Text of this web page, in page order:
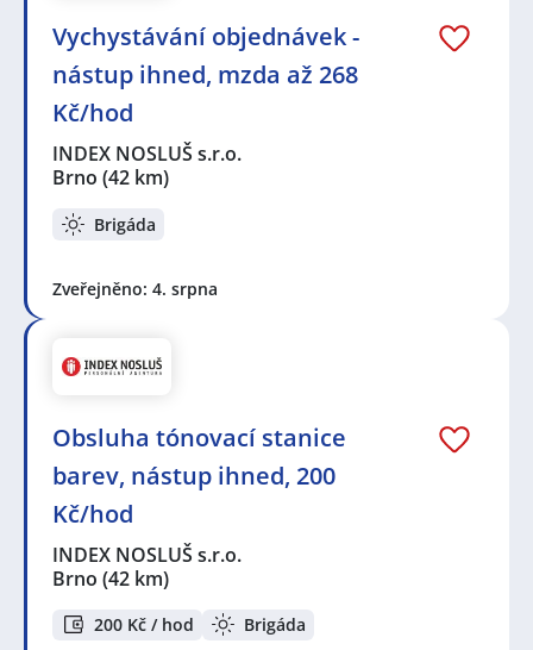
Vychystávání objednávek -
nástup ihned, mzda až 268
Kč/hod
INDEX NOSLUŠ s.r.o.
Brno (42 km)
Brigáda
Zveřejněno: 4. srpna
Obsluha tónovací stanice
barev, nástup ihned, 200
Kč/hod
INDEX NOSLUŠ s.r.o.
Brno (42 km)
200 Kč / hod Brigáda